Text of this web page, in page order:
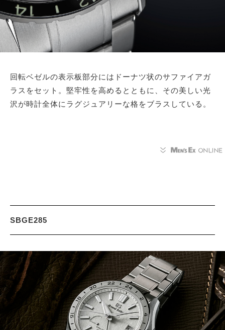
回転ベゼルの表示板部分にはドーナツ状のサファイアガ
ラスをセット。堅牢性を高めるとともに、その美しい光
沢が時計全体にラグジュアリーな格をブラスしている。
SBGE285